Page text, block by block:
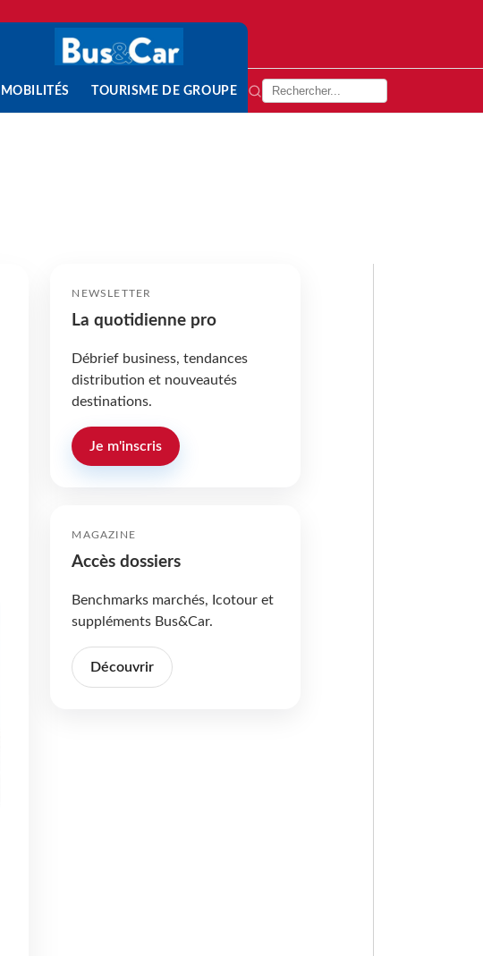
MOBILITÉS TOURISME DE GROUPE
NEWSLETTER
La quotidienne pro
Débrief business, tendances
distribution et nouveautés
destinations.
Je m'inscris
MAGAZINE
Accès dossiers
Benchmarks marchés, Icotour et
suppléments Bus&Car.
Découvrir